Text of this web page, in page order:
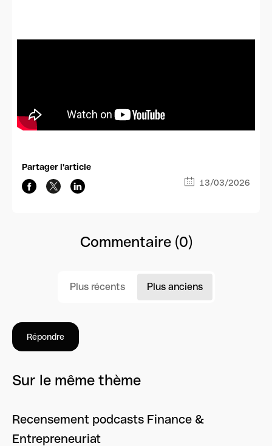
Partager l'article
13/03/2026
Commentaire (0)
Plus récents Plus anciens
Répondre
Sur le même thème
Recensement podcasts Finance &
Entrepreneuriat